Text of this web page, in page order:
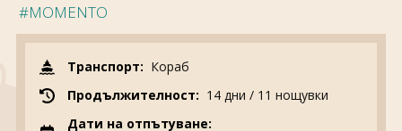
#MOMENTO
Транспорт: Кораб
Продължителност: 14 дни / 11 нощувки
Дати на отпътуване: